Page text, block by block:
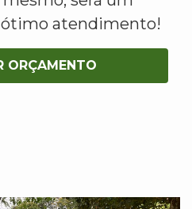
ótimo atendimento!
ORÇAMENTO